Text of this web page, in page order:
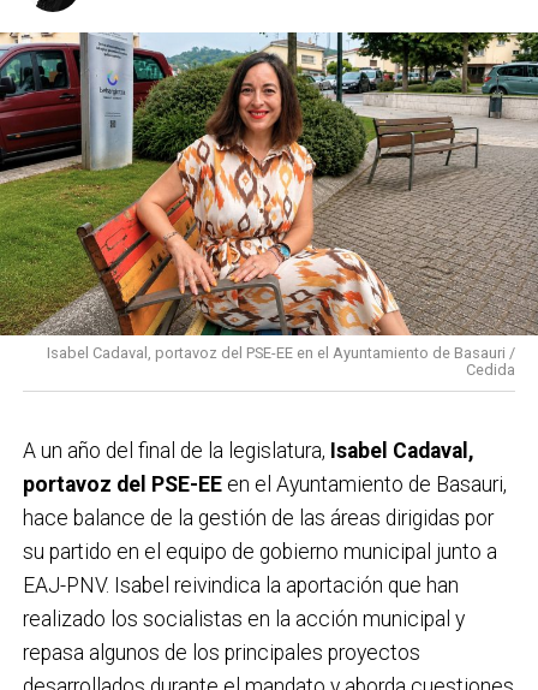
Isabel Cadaval, portavoz del PSE-EE en el Ayuntamiento de Basauri /
Cedida
A un año del final de la legislatura, Isabel Cadaval,
portavoz del PSE-EEen el Ayuntamiento de Basauri,
hace balance de la gestión de las áreas dirigidas por
su partido en el equipo de gobierno municipal junto a
EAJ-PNV. Isabel reivindica la aportación que han
realizado los socialistas en la acción municipal y
repasa algunos de los principales proyectos